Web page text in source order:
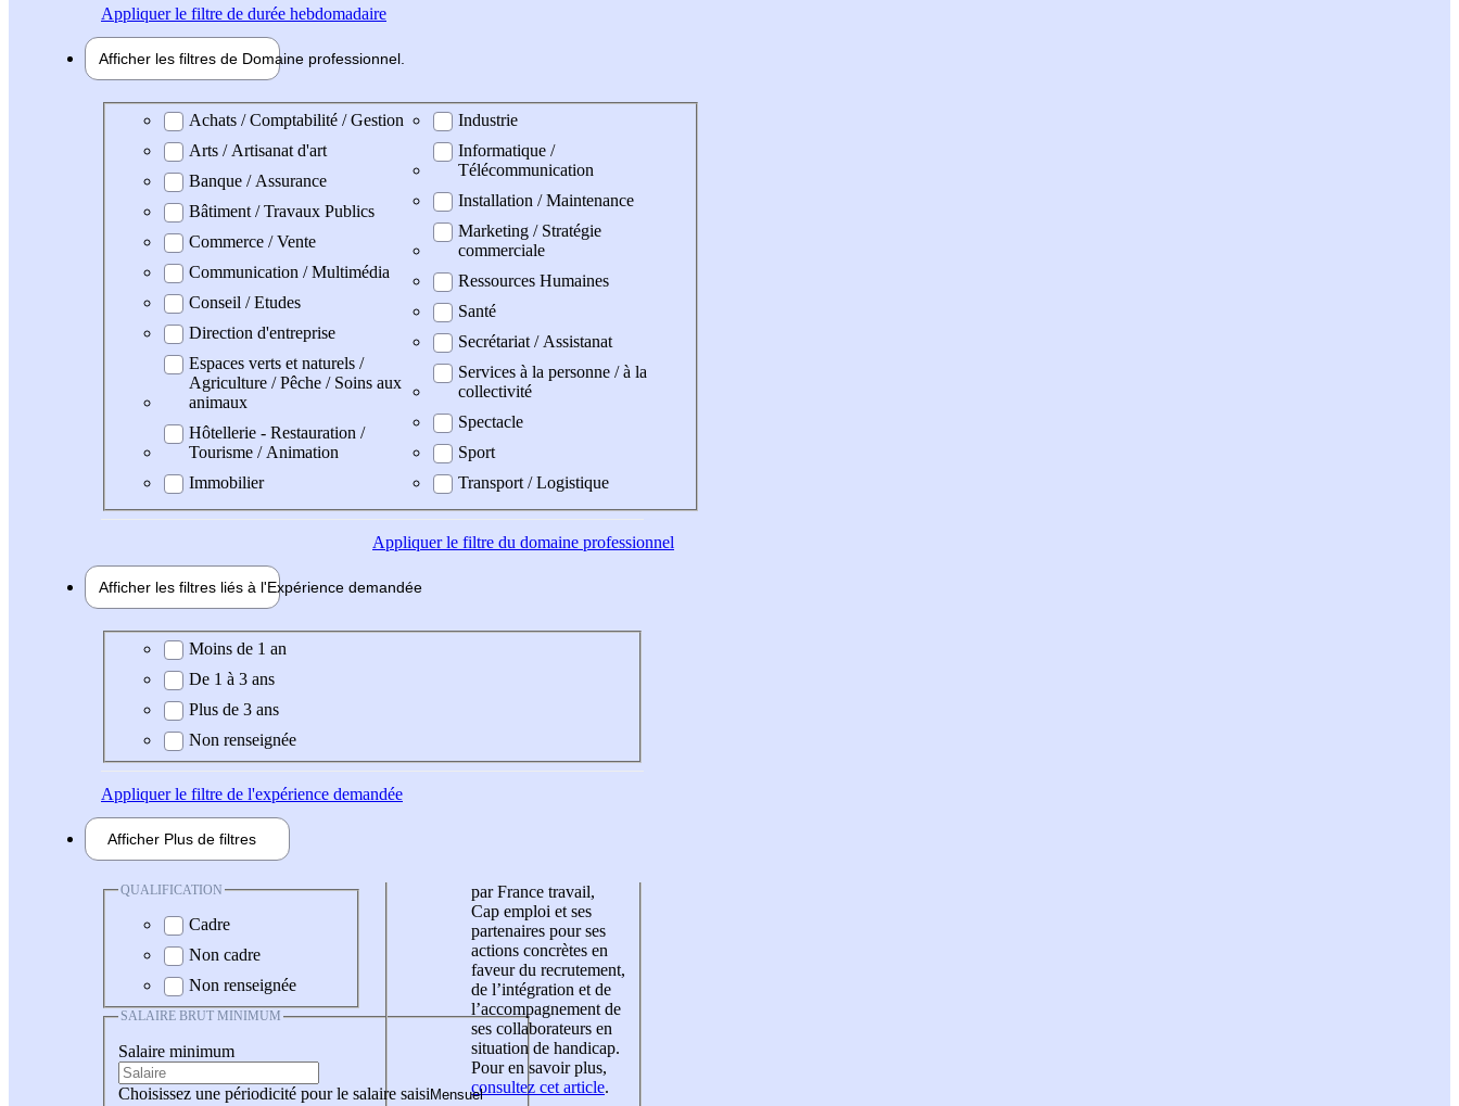
Appliquerle filtre de durée hebdomadaire
Afficher les filtres de Domaine professionnel
Domaine professionel
Achats / Comptabilité / Gestion
Arts / Artisanat d'art
Banque / Assurance
Bâtiment / Travaux Publics
Commerce / Vente
Communication / Multimédia
Conseil / Etudes
Direction d'entreprise
Espaces verts et naturels /
Agriculture / Pêche / Soins aux
animaux
Hôtellerie - Restauration /
Tourisme / Animation
Immobilier
Industrie
Informatique /
Télécommunication
Installation / Maintenance
Marketing / Stratégie
commerciale
Ressources Humaines
Santé
Secrétariat / Assistanat
Services à la personne / à la
collectivité
Spectacle
Sport
Transport / Logistique
Appliquerle filtre du domaine professionnel
Afficher les filtres liés à l'Expérience demandée
Expérience demandée
Moins de 1 an
De 1 à 3 ans
Plus de 3 ans
Non renseignée
Appliquerle filtre de l'expérience demandée
Afficher Plus de filtres
QUALIFICATION
Cadre
Non cadre
Non renseignée
SALAIRE BRUT MINIMUM
Salaire minimum
Choisissez une périodicité pour le salaire saisi
par France travail,
Cap emploi et ses
partenaires pour ses
actions concrètes en
faveur du recrutement,
de l’intégration et de
l’accompagnement de
ses collaborateurs en
situation de handicap.
Pour en savoir plus,
consultez cet article.